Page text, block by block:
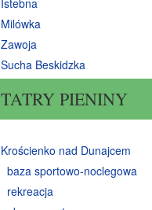
Milówka
Zawoja
Sucha Beskidzka
TATRY PIENINY
Krościenko nad Dunajcem
baza sportowo-noclegowa
rekreacja